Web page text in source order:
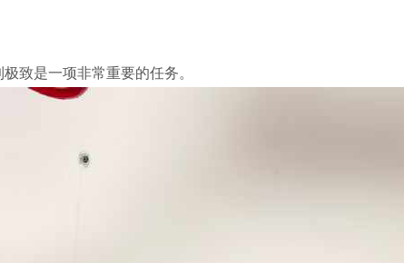
致是一项非常重要的任务。